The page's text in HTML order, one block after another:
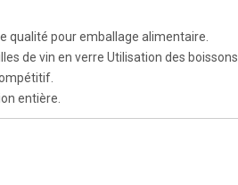
qualité pour emballage alimentaire.
de vin en verre Utilisation des boissons.
entière.